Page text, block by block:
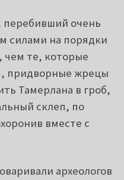
перебивший очень
силами на порядки
те, которые
придворные жрецы
Тамерлана в гроб,
склеп, по
вместе с
археологов